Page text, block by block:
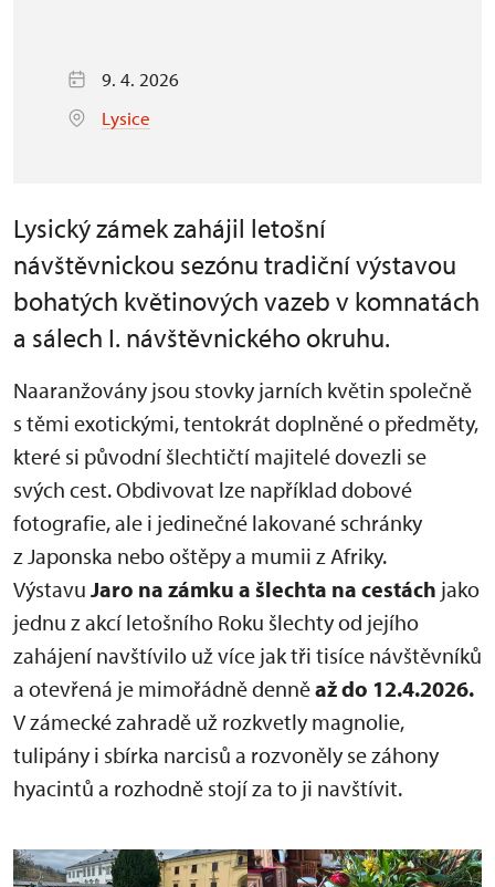
9. 4. 2026
Lysice
Lysický zámek zahájil letošní
návštěvnickou sezónu tradiční výstavou
bohatých květinových vazeb v komnatách
a sálech I. návštěvnického okruhu.
Naaranžovány jsou stovky jarních květin společně
s těmi exotickými, tentokrát doplněné o předměty,
které si původní šlechtičtí majitelé dovezli se
svých cest. Obdivovat lze například dobové
fotografie, ale i jedinečné lakované schránky
z Japonska nebo oštěpy a mumii z Afriky.
Výstavu Jaro na zámku a šlechta na cestách jako
jednu z akcí letošního Roku šlechty od jejího
zahájení navštívilo už více jak tři tisíce návštěvníků
a otevřená je mimořádně denněaž do 12.4.2026.
V zámecké zahradě už rozkvetly magnolie,
tulipány i sbírka narcisů a rozvoněly se záhony
hyacintů a rozhodně stojí za to ji navštívit.